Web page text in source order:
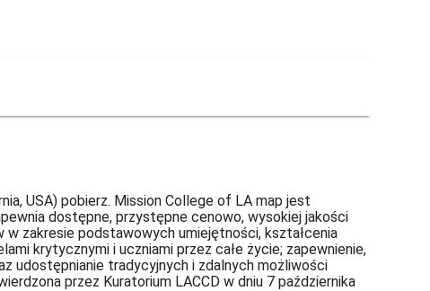
USA) pobierz. Mission College of LA map jest
dostępne, przystępne cenowo, wysokiej jakości
w zakresie podstawowych umiejętności, kształcenia
krytycznymi i uczniami przez całe życie; zapewnienie,
udostępnianie tradycyjnych i zdalnych możliwości
przez Kuratorium LACCD w dniu 7 października